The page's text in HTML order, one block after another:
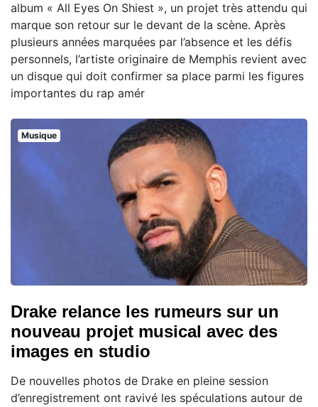
album « All Eyes On Shiest », un projet très attendu qui
marque son retour sur le devant de la scène. Après
plusieurs années marquées par l’absence et les défis
personnels, l’artiste originaire de Memphis revient avec
un disque qui doit confirmer sa place parmi les figures
importantes du rap amér
Musique
Drake relance les rumeurs sur un
nouveau projet musical avec des
images en studio
De nouvelles photos de Drake en pleine session
d’enregistrement ont ravivé les spéculations autour de